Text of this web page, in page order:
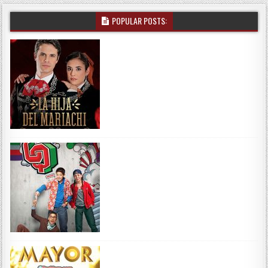
POPULAR POSTS: